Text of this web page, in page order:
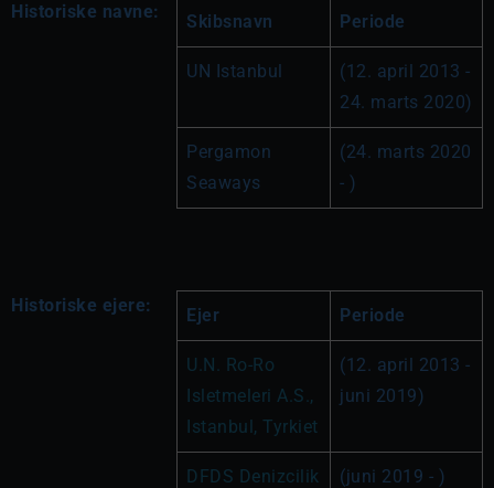
Historiske navne: Skibsnavn Periode
UN Istanbul
(12. april 2013 -
24. marts 2020)
Pergamon
Seaways
(24. marts 2020
- )
Historiske ejere: Ejer Periode
U.N. Ro-Ro
Isletmeleri A.S.,
Istanbul, Tyrkiet
(12. april 2013 -
juni 2019)
DFDS Denizcilik
(juni 2019 - )